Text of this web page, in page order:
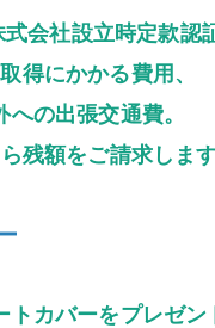
会社設立時定款認
得にかかる費用、
の出張交通費。
残額をご請求します
カバーをプレゼン